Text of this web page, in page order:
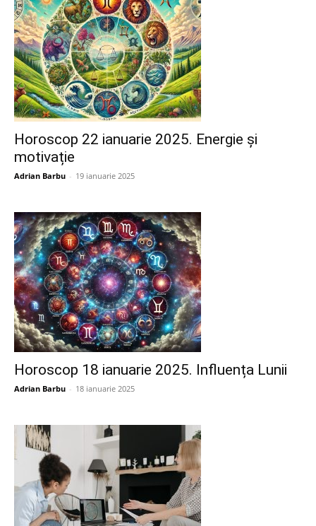
Horoscop 22 ianuarie 2025. Energie și
motivație
Adrian Barbu - 19 ianuarie 2025
Horoscop 18 ianuarie 2025. Influența Lunii
Adrian Barbu - 18 ianuarie 2025